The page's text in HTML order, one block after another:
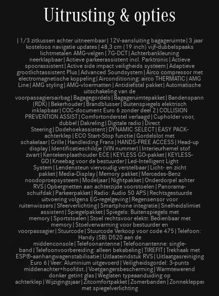
Uitrusting & opties
|1/3 zitkussen achter uitneembaar|12V-aansluiting bagageruimte|3 jaar
kosteloos navigatie updates|48,3 cm (19 inch) vijf-dubbelspaaks
lichtmetalen AMG-velgen|7G-DCT|Achterbankleuning
neerklapbaar|Actieve parkeerassistent incl. Parktronic|Actieve
spoorassistent|Active side impact veiligheids systeem|Adaptieve
grootlichtassistent Plus|Advanced Soundsystem|Airco compressor met
electromagnetische koppeling|Airconditioning: airco THERMATIC|AMG
Line|AMG styling|AMG-vloermatten|Antidiefstal pakket|Automatische
uitschakeling van de
(RDK)|Bekerhouder|Brandblusser|Buitenspiegels elektrisch
inklapbaar|COC-document Euro 6 zonder deel 2|COLLISION
PREVENTION ASSIST|Comfortonderstel verlaagd|Cupholder voor,
dubbel|Dakreling|Digitale radio|Direct
Steering|Dodehoekassistent|DYNAMIC SELECT|EASY PACK-
achterklep|ECO Start-Stop functie|Gordelslot met
schakelaar|Grille|Handleiding Frans|HANDS-FREE ACCESS|Head-up
display|Identificatieschildje (VIN nummer)|Interieurhemel stof
zwart|Kentekenplaathouder ECE|KEYLESS GO-pakket|KEYLESS-
GO|Kneebag voor de bestuurder|Led-Intelligent Light
System|Lendensteun viervoudig verstelbaar|Licht- en zicht
pakket|Media-Display|Memory pakket|Mercedes-Benz
noodoproepsysteem|Modeljaar|Nightpakket|Onderdorpel achter
RVS|Opbergnetten aan achterzijde voorstoelen|Panorama-
schuifdak|Parkeerpakket|Radio: Audio 50 APS|Rechtsgestuurde
uitvoering volgens EG-regelgeving|Regensensor voor
ruitenwissers|Sfeerverlichting|Smartphone integratie|Snelheidslimiet
assistent|Spiegelpakket|Spiegels: Buitenspiegels met
memory|Sportstoelen|Stoel rechtsvoor elektr. Bedienbaar met
memory|Stoelverwarming voor bestuurder en
voorpassagier|Stuurcode|Stuurcode Verkoop voor code 475|Telefoon:
Handy (SB) D520 aan de
middenconsole|Telefoonantenne|Telefoonantenne: single-
band|Telefoonvoorbereiding: alleen bekabeling|TIREFIT|Trekhaak met
ESP®-aanhangwagenstabilisatie|Uitlaateindstuk RVS|Uitlaatgasreiniging
Euro 6|Veer: Aluminium uitgevoerd|Veiligheidsgordel: 3-punts
middenachter+hoofdst.|Voetgangersbescherming|Warmtewerend
donker getint glas|Weglaten typeaanduiding op
achterklep|Wijzigingsjaar|Zitcomfortpakket|Zomerbanden|Zonnekleppen
met spiegelverlichting